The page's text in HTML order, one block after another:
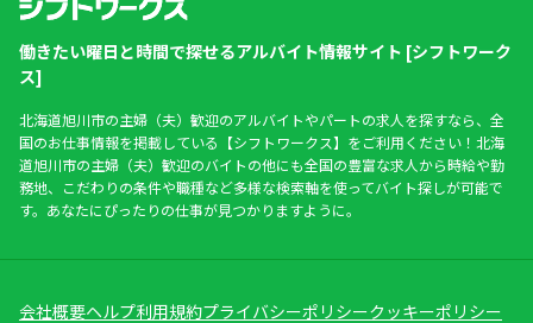
働きたい曜日と時間で探せるアルバイト情報サイト [シフトワーク
ス]
北海道旭川市の主婦（夫）歓迎のアルバイトやパートの求人を探すなら、全
国のお仕事情報を掲載している【シフトワークス】をご利用ください！北海
道旭川市の主婦（夫）歓迎のバイトの他にも全国の豊富な求人から時給や勤
務地、こだわりの条件や職種など多様な検索軸を使ってバイト探しが可能で
す。あなたにぴったりの仕事が見つかりますように。
会社概要ヘルプ利用規約プライバシーポリシークッキーポリシー